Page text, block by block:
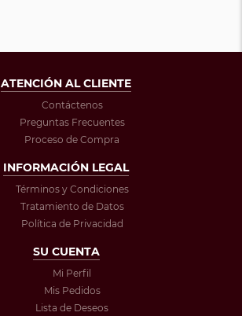
ATENCIÓN AL CLIENTE
Contáctenos
Preguntas Frecuentes
Proceso de Compra
INFORMACIÓN LEGAL
Términos y Condiciones
Tratamiento de Datos
Política de Privacidad
SU CUENTA
Mi Perfil
Mis Pedidos
Lista de Deseos